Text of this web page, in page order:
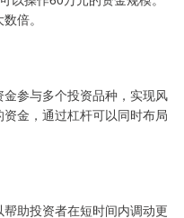
倍。
参与多个投资品种，实现风
金，通过杠杆可以同时布局
助投资者在短时间内调动更